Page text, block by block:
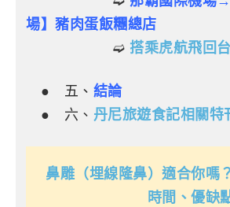
場】豬肉蛋飯糰總店
➫ 搭乘虎航飛回
● 五、 結論
● 六、 丹尼旅遊食記相關特
鼻雕（埋線隆鼻）適合你嗎
時間、優缺